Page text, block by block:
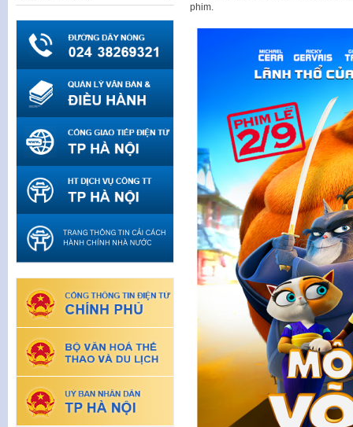
phim.